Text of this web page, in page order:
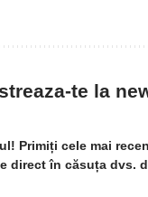
te la
Primiți cele mai
direct în căsuța dvs.